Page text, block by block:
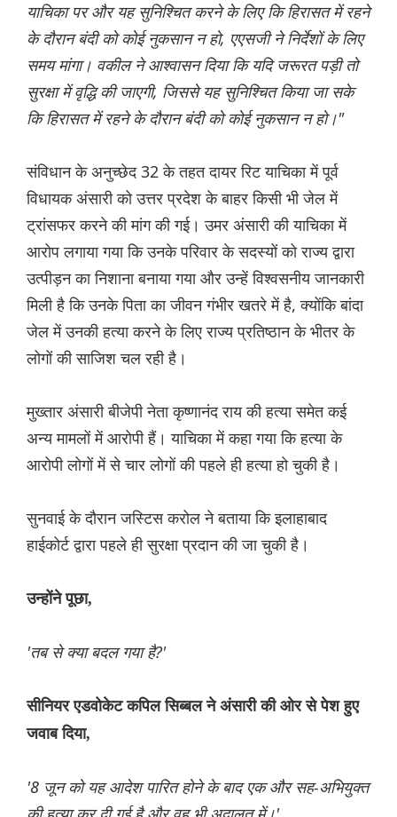
याचिका पर और यह सुनिश्चित करने के लिए कि हिरासत में रहने
के दौरान बंदी को कोई नुकसान न हो, एएसजी ने निर्देशों के लिए
समय मांगा। वकील ने आश्वासन दिया कि यदि जरूरत पड़ी तो
सुरक्षा में वृद्धि की जाएगी, जिससे यह सुनिश्चित किया जा सके
कि हिरासत में रहने के दौरान बंदी को कोई नुकसान न हो।"
संविधान के अनुच्छेद 32 के तहत दायर रिट याचिका में पूर्व
विधायक अंसारी को उत्तर प्रदेश के बाहर किसी भी जेल में
ट्रांसफर करने की मांग की गई। उमर अंसारी की याचिका में
आरोप लगाया गया कि उनके परिवार के सदस्यों को राज्य द्वारा
उत्पीड़न का निशाना बनाया गया और उन्हें विश्वसनीय जानकारी
मिली है कि उनके पिता का जीवन गंभीर खतरे में है, क्योंकि बांदा
जेल में उनकी हत्या करने के लिए राज्य प्रतिष्ठान के भीतर के
लोगों की साजिश चल रही है।
मुख्तार अंसारी बीजेपी नेता कृष्णानंद राय की हत्या समेत कई
अन्य मामलों में आरोपी हैं। याचिका में कहा गया कि हत्या के
आरोपी लोगों में से चार लोगों की पहले ही हत्या हो चुकी है।
सुनवाई के दौरान जस्टिस करोल ने बताया कि इलाहाबाद
हाईकोर्ट द्वारा पहले ही सुरक्षा प्रदान की जा चुकी है।
उन्होंने पूछा,
'तब से क्या बदल गया है?'
सीनियर एडवोकेट कपिल सिब्बल ने अंसारी की ओर से पेश हुए
जवाब दिया,
'8 जून को यह आदेश पारित होने के बाद एक और सह-अभियुक्त